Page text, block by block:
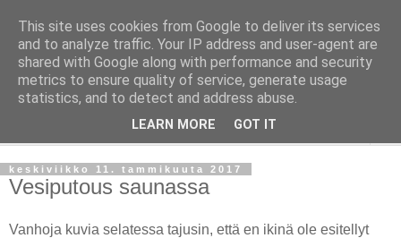
Taloja ja Toiveita
[ Sisustaa ] [ Remontoi ] [ Tuunaa ] [ Haaveilee ] [ Reissaa ]
keskiviikko 11. tammikuuta 2017
Vesiputous saunassa
Vanhoja kuvia selatessa tajusin, että en ikinä ole esitellyt
This site uses cookies from Google to deliver its services
and to analyze traffic. Your IP address and user-agent are
shared with Google along with performance and security
metrics to ensure quality of service, generate usage
statistics, and to detect and address abuse.
LEARN MORE GOT IT